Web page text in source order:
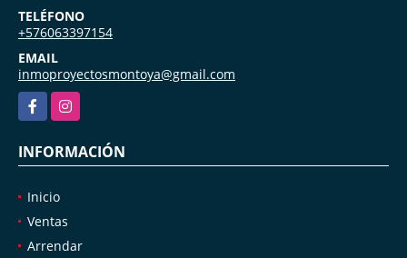
TELÉFONO
+576063397154
EMAIL
inmoproyectosmontoya@gmail.com
FacebookInstagram
INFORMACIÓN
Inicio
Ventas
Arrendar